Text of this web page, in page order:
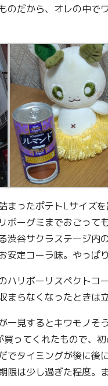
のだから、オレの中で
まったポテトLサイズ
ボーグミまでおごって
渋谷サクラステージ内
定コーラ味。やっぱ
ハリボーリスペクトコ
らなくなったときは
見するとキワモノそ
ってくれたもので、
タイミングが後に後
は少し過ぎた程度。